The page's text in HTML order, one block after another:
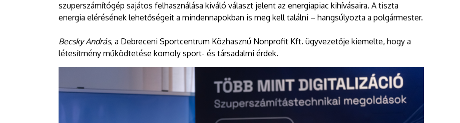
szuperszámítógép sajátos felhasználása kiváló választ jelent az energiapiac kihívásaira. A tiszta
energia elérésének lehetőségeit a mindennapokban is meg kell találni – hangsúlyozta a polgármester.
Becsky András, a Debreceni Sportcentrum Közhasznú Nonprofit Kft. ügyvezetője kiemelte, hogy a
létesítmény működtetése komoly sport- és társadalmi érdek.